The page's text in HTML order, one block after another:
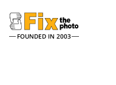
FOUNDED IN 2003